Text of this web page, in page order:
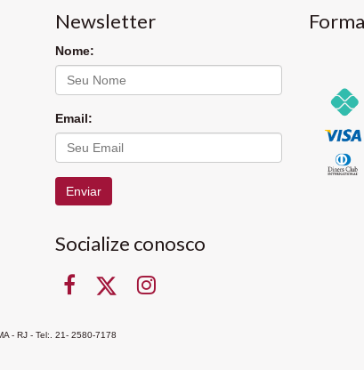
Newsletter
Nome:
Email:
Enviar
Socialize conosco
- RJ - Tel:. 21- 2580-7178